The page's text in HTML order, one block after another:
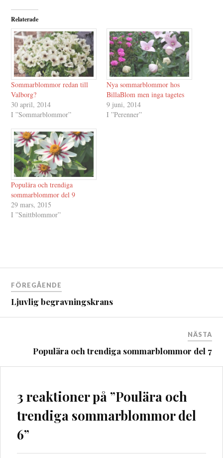
Relaterade
Sommarblommor redan till
Valborg?
30 april, 2014
I ”Sommarblommor”
Nya sommarblommor hos
BillaBlom men inga tagetes
9 juni, 2014
I ”Perenner”
Populära och trendiga
sommarblommor del 9
29 mars, 2015
I ”Snittblommor”
Inläggsnavigering
FÖREGÅENDE
Ljuvlig begravningskrans
NÄSTA
Populära och trendiga sommarblommor del 7
3 reaktioner på ”Poulära och
trendiga sommarblommor del
6”